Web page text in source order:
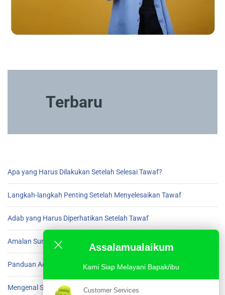
Terbaru
Apa yang Harus Dilakukan Setelah Selesai Tawaf?
Langkah-langkah Penting Setelah Menyelesaikan Tawaf
Adab yang Harus Diperhatikan Setelah Tawaf
Amalan Sunnah Setelah Beres Tawaf di Ka’bah
Panduan Adab Setelah Menyelesaikan Tawaf
Mengenal Scam Umroh dan Cara Menghindarinya
Assalamualaikum
Kami Siap Melayani Bapak/ibu
Customer Services